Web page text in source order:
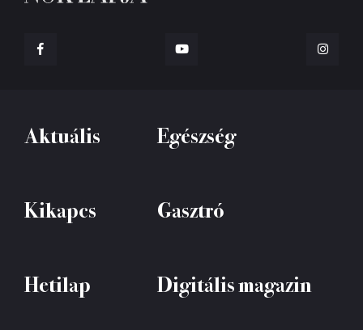
Aktuális Egészség
Kikapcs Gasztró
Hetilap Digitális magazin